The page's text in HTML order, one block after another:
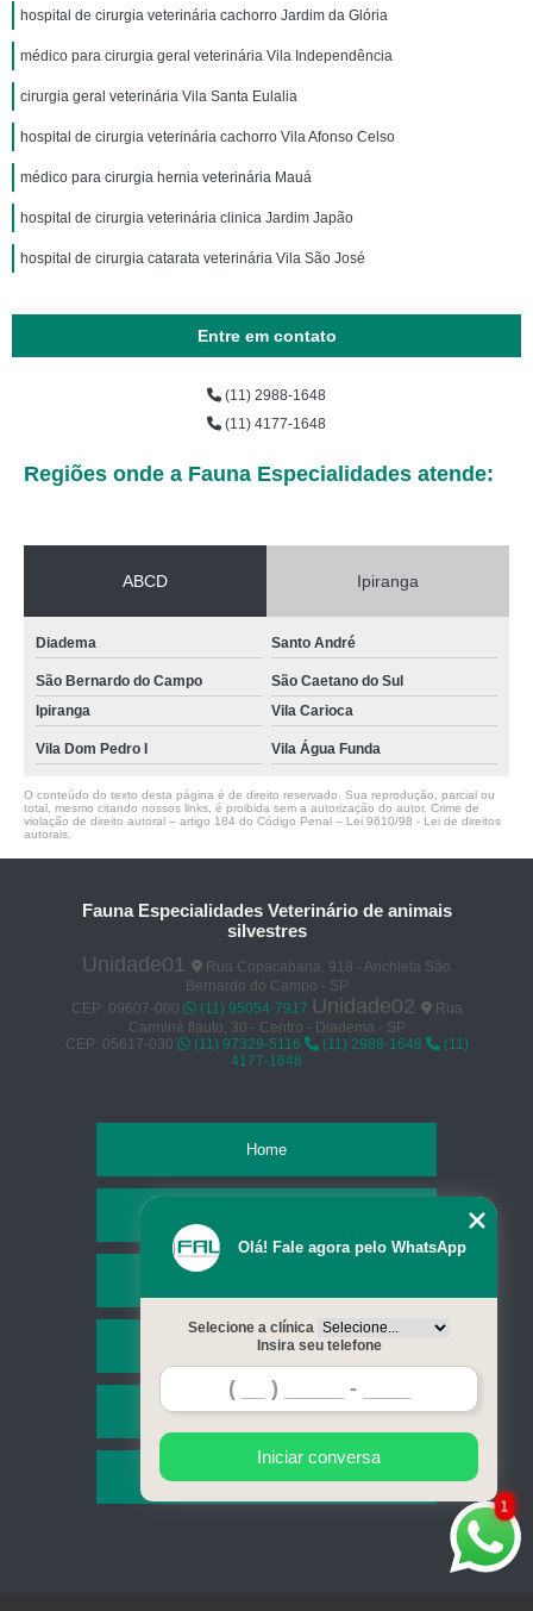
hospital de cirurgia veterinária cachorro Jardim da Glória
médico para cirurgia geral veterinária Vila Independência
cirurgia geral veterinária Vila Santa Eulalia
hospital de cirurgia veterinária cachorro Vila Afonso Celso
médico para cirurgia hernia veterinária Mauá
hospital de cirurgia veterinária clinica Jardim Japão
hospital de cirurgia catarata veterinária Vila São José
Entre em contato
(11) 2988-1648
(11) 4177-1648
Regiões onde a Fauna Especialidades atende:
ABCD Ipiranga
Diadema Santo André
São Bernardo do Campo
São Caetano do Sul
Ipiranga
Vila Carioca
Vila Dom Pedro I Vila Água Funda
O conteúdo do texto desta página é de direito reservado. Sua reprodução, parcial ou
total, mesmo citando nossos links, é proibida sem a autorização do autor. Crime de
violação de direito autoral – artigo 184 do Código Penal – Lei 9610/98 - Lei de direitos
autorais
Fauna Especialidades Veterinário de animais
silvestres
Unidade01
Rua Copacabana, 918 - Anchieta São
Bernardo do Campo - SP
CEP: 09607-000
(11) 95054-7917 Unidade02
Rua
Carminé flauto, 30 - Centro - Diadema - SP
CEP: 05617-030
(11) 97329-5116 (11) 2988-1648
(11)
4177-1648
Home
Serviços
Contato
Mapa do site
1
Olá! Fale agora pelo WhatsApp
Selecione a clínica
Insira seu telefone
Iniciar conversa